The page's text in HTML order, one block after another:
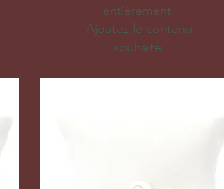
entièrement.
Ajoutez le contenu
souhaité.